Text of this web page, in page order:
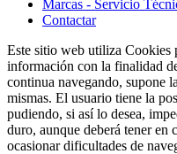
Marcas - Servicio
Contactar
Este sitio web utiliza Cookies
información con la finalidad
continua navegando, supone
mismas. El usuario tiene la
pudiendo, si así lo desea,
duro, aunque deberá tener en
ocasionar dificultades de